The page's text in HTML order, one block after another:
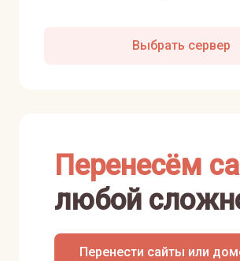
Выбрать сервер
Перенесём
любой
Перенести сайты или